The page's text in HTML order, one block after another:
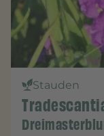
Stauden